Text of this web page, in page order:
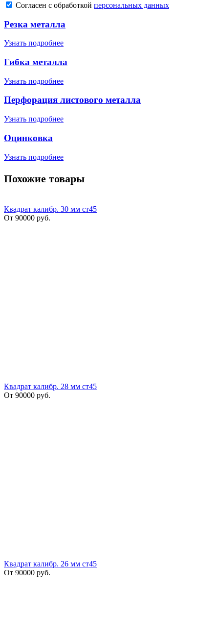
Согласен с обработкой персональных данных
Резка металла
Узнать подробнее
Гибка металла
Узнать подробнее
Перфорация листового металла
Узнать подробнее
Оцинковка
Узнать подробнее
Похожие товары
Квадрат калибр. 30 мм ст45
От 90000 руб.
Квадрат калибр. 28 мм ст45
От 90000 руб.
Квадрат калибр. 26 мм ст45
От 90000 руб.